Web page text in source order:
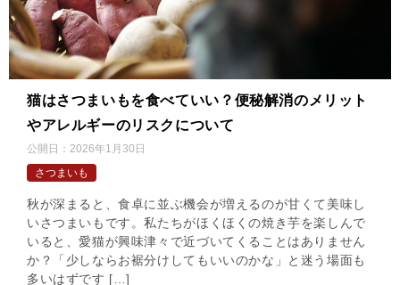
猫はさつまいもを食べていい？便秘解消のメリット
やアレルギーのリスクについて
公開日： 2026年1月30日
さつまいも
秋が深まると、食卓に並ぶ機会が増えるのが甘くて美味し
いさつまいもです。私たちがほくほくの焼き芋を楽しんで
いると、愛猫が興味津々で近づいてくることはありません
か？「少しならお裾分けしてもいいのかな」と迷う場面も
多いはずです […]